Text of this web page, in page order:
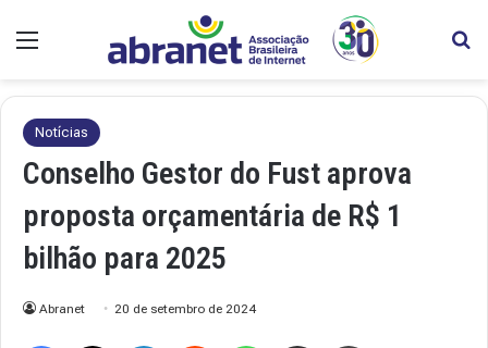
Notícias
Conselho Gestor do Fust aprova
proposta orçamentária de R$ 1
bilhão para 2025
Abranet 20 de setembro de 2024